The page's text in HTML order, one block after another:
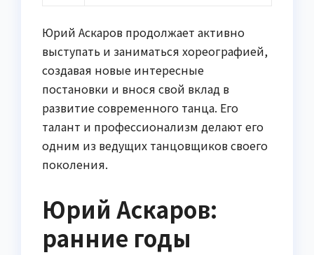
Юрий Аскаров продолжает активно
выступать и заниматься хореографией,
создавая новые интересные
постановки и внося свой вклад в
развитие современного танца. Его
талант и профессионализм делают его
одним из ведущих танцовщиков своего
поколения.
Юрий Аскаров:
ранние годы